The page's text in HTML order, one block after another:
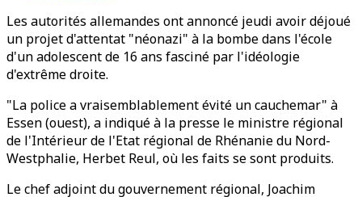
Les autorités allemandes ont annoncé jeudi avoir déjoué
un projet d'attentat "néonazi" à la bombe dans l'école
d'un adolescent de 16 ans fasciné par l'idéologie
d'extrême droite.
"La police a vraisemblablement évité un cauchemar" à
Essen (ouest), a indiqué à la presse le ministre régional
de l'Intérieur de l'Etat régional de Rhénanie du Nord-
Westphalie, Herbet Reul, où les faits se sont produits.
Le chef adjoint du gouvernement régional, Joachim